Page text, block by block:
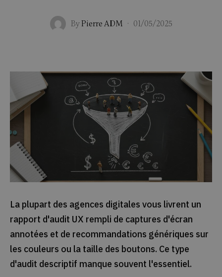
ByPierre ADM · 01/05/2025
La plupart des agences digitales vous livrent un
rapport d'audit UX rempli de captures d'écran
annotées et de recommandations génériques sur
les couleurs ou la taille des boutons. Ce type
d'audit descriptif manque souvent l'essentiel.